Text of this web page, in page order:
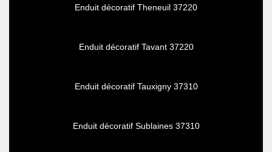
Enduit décoratif Theneuil 37220
Enduit décoratif Tavant 37220
Enduit décoratif Tauxigny 37310
Enduit décoratif Sublaines 37310